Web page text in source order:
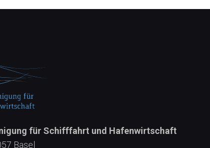
für Schifffahrt und Hafenwirtschaft
Basel